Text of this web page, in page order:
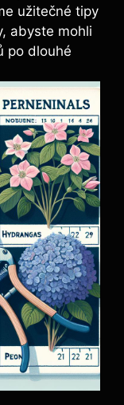
užitečné tipy
abyste mohli
po dlouhé